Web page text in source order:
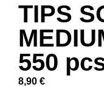
TIPS
550
8,90 €